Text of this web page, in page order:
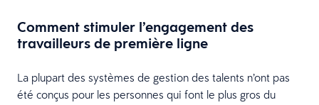
Comment stimuler l’engagement des
travailleurs de première ligne
La plupart des systèmes de gestion des talents n’ont pas
été conçus pour les personnes qui font le plus gros du